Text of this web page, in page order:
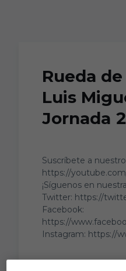
Rueda
Luis
Jornada
Suscríbete a
https://
¡Síguenos en
Twitter: https://
Facebook:
https://
Instagram: https://